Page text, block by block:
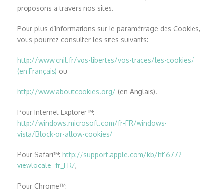
proposons à travers nos sites.
Pour plus d’informations sur le paramétrage des Cookies,
vous pourrez consulter les sites suivants:
http://www.cnil.fr/vos-libertes/vos-traces/les-cookies/
(en Français) ou
http://www.aboutcookies.org/ (en Anglais).
Pour Internet Explorer™:
http://windows.microsoft.com/fr-FR/windows-
vista/Block-or-allow-cookies/
Pour Safari™: http://support.apple.com/kb/ht1677?
viewlocale=fr_FR/,
Pour Chrome™: